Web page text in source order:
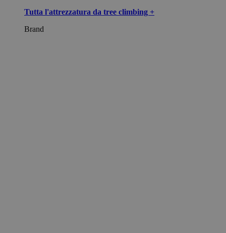
Tutta l'attrezzatura da tree climbing +
Brand